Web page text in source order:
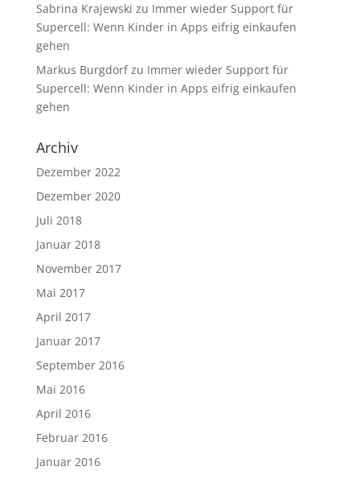
Sabrina Krajewski zu Immer wieder Support für
Supercell: Wenn Kinder in Apps eifrig einkaufen
gehen
Markus Burgdorfzu Immer wieder Support für
Supercell: Wenn Kinder in Apps eifrig einkaufen
gehen
Archiv
Dezember 2022
Dezember 2020
Juli 2018
Januar 2018
November 2017
Mai 2017
April 2017
Januar 2017
September 2016
Mai 2016
April 2016
Februar 2016
Januar 2016